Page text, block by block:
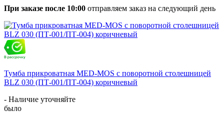
При заказе после 10:00 отправляем заказ на следующий день
Тумба прикроватная MED-MOS с поворотной столешницей
BLZ 030 (ПТ-001/ПТ-004) коричневый
- Наличие уточняйте
было